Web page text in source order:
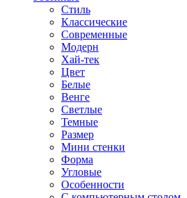
Стиль
Классические
Современные
Модерн
Хай-тек
Цвет
Белые
Венге
Светлые
Темные
Размер
Мини стенки
Форма
Угловые
Особенности